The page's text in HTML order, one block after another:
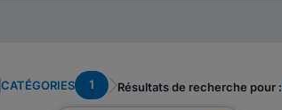
CATÉGORIES 1 Résultats de recherche pour :